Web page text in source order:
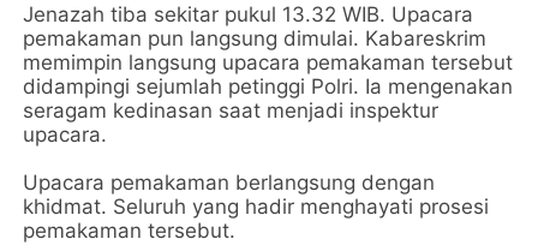
Jenazah tiba sekitar pukul 13.32 WIB. Upacara
pemakaman pun langsung dimulai. Kabareskrim
memimpin langsung upacara pemakaman tersebut
didampingi sejumlah petinggi Polri. Ia mengenakan
seragam kedinasan saat menjadi inspektur
upacara.
Upacara pemakaman berlangsung dengan
khidmat. Seluruh yang hadir menghayati prosesi
pemakaman tersebut.